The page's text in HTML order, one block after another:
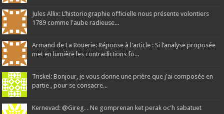
Jules Allix: L’historiographie officielle nous présente volontiers
1789 comme l'aube radieuse...
Armand de La Rouërie: Réponse à l'article : Si l’analyse proposée
met en lumière les contradictions fo...
Triskel: Bonjour, je vous donne une prière que j'ai composée en
partie , pour se consacre...
Kernevad: @Gireg. . Ne gomprenan ket perak oc'h sabatuet